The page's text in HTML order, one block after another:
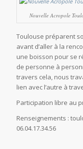
Nouvelle Acropole
Toulouse préparent
avant d’aller à la
une boisson pour se
de personne à
travers cela, nous
lien avec l’autre à
Participation libre au
Renseignements :
06.04.17.34.56